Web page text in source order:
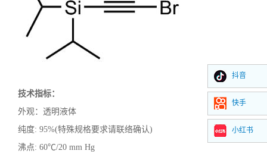
技术指标：
外观：透明液体
纯度: 95%(特殊规格要求请联络确认)
沸点: 60℃/20 mm Hg
抖音
快手
小红书